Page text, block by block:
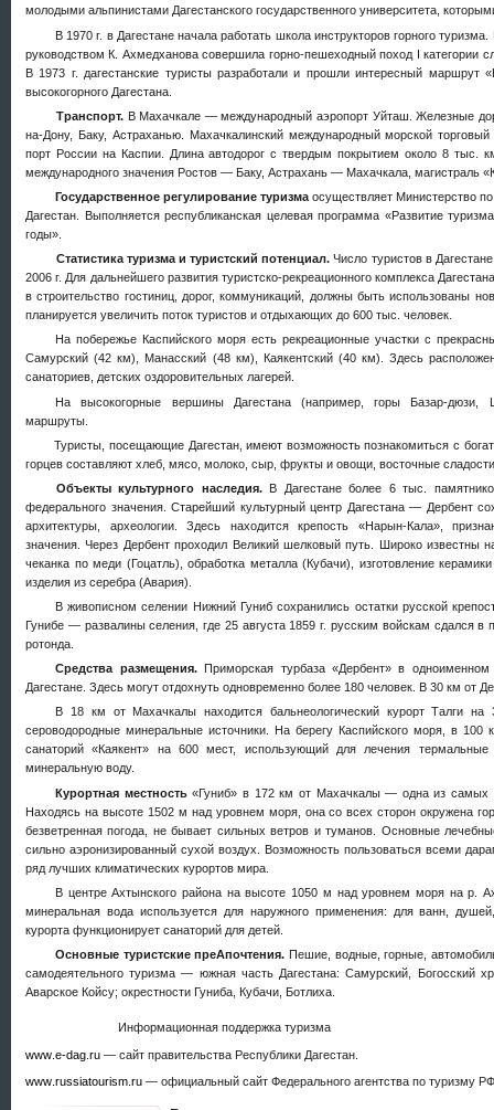
молодыми альпинистами Дагестанского государственного университета,
В 1970 г. в Дагестане начала работать школа инструкторов горного
руководством К. Ахмедханова совершила горно-пешеходный поход I категории
В 1973 г. дагестанские туристы разработали и прошли интересный
высокогорного Дагестана.
Транспорт. В Махачкале — международный аэропорт Уйташ. Железные
на-Дону, Баку, Астраханью. Махачкалинский международный морской
порт России на Каспии. Длина автодорог с твердым покрытием около 8 тыс.
международного значения Ростов — Баку, Астрахань — Махачкала, магистраль
Государственное регулирование туризмаосуществляет Министерство
Дагестан. Выполняется республиканская целевая программа «Развитие
годы».
Статистика туризма и туристский потенциал.Число туристов в
2006 г. Для дальнейшего развития туристско-рекреационного комплекса
в строительство гостиниц, дорог, коммуникаций, должны быть использованы
планируется увеличить поток туристов и отдыхающих до 600 тыс. человек.
На побережье Каспийского моря есть рекреационные участки с
Самурский (42 км), Манасский (48 км), Каякентский (40 км). Здесь
санаториев, детских оздоровительных лагерей.
На высокогорные вершины Дагестана (например, горы Базар-дюзи,
маршруты.
Туристы, посещающие Дагестан, имеют возможность познакомиться с
горцев составляют хлеб, мясо, молоко, сыр, фрукты и овощи, восточные
Объекты культурного наследия. В Дагестане более 6 тыс.
федерального значения. Старейший культурный центр Дагестана — Дербент
архитектуры, археологии. Здесь находится крепость «Нарын-Кала»,
значения. Через Дербент проходил Великий шелковый путь. Широко известны
чеканка по меди (Гоцатль), обработка металла (Кубачи), изготовление
изделия из серебра (Авария).
В живописном селении Нижний Гуниб сохранились остатки русской
Гунибе — развалины селения, где 25 августа 1859 г. русским войскам сдался
ротонда.
Средства размещения.
Приморская турбаза «Дербент» в
Дагестане. Здесь могут отдохнуть одновременно более 180 человек. В 30 км от
В 18 км от Махачкалы находится бальнеологический курорт Талги
сероводородные минеральные источники. На берегу Каспийского моря, в 100
санаторий «Каякент» на 600 мест, использующий для лечения
минеральную воду.
Курортная местность«Гуниб» в 172 км от Махачкалы — одна из самых
Находясь на высоте 1502 м над уровнем моря, она со всех сторон окружена
безветренная погода, не бывает сильных ветров и туманов. Основные
сильно аэронизированный сухой воздух. Возможность пользоваться всеми
ряд лучших климатических курортов мира.
В центре Ахтынского района на высоте 1050 м над уровнем моря на р.
минеральная вода используется для наружного применения: для ванн,
курорта функционирует санаторий для детей.
Основные туристские преАпочтения. Пешие, водные, горные,
самодеятельного туризма — южная часть Дагестана: Самурский, Богосский
Аварское Койсу; окрестности Гуниба, Кубачи, Ботлиха.
Информационная поддержка туризма
www e-dag ru — сайт правительства Республики Дагестан.
www.russiatourism.ru — официальный сайт Федерального агентства по туризму